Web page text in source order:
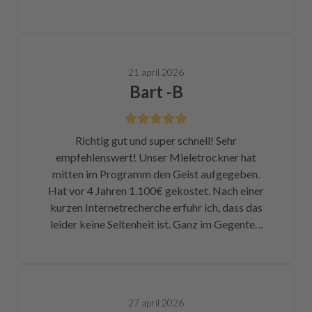
21 april 2026
Bart -B
Richtig gut und super schnell! Sehr
empfehlenswert! Unser Mieletrockner hat
mitten im Programm den Geist aufgegeben.
Hat vor 4 Jahren 1.100€ gekostet. Nach einer
kurzen Internetrecherche erfuhr ich, dass das
leider keine Seltenheit ist. Ganz im Gegenteil.
Modell und Fehler eingegeben und dann hatte
27 april 2026